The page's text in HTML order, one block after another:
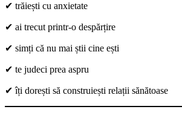
✔ trăiești cu anxietate
✔ ai trecut printr-o despărțire
✔ simți că nu mai știi cine ești
✔ te judeci prea aspru
✔ îți dorești să construiești relații sănătoase